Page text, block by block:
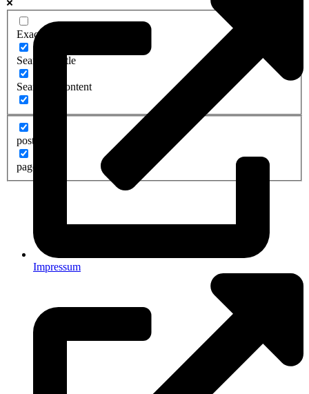
Exact matches only
Search in title
Search in content
post
page
Impressum